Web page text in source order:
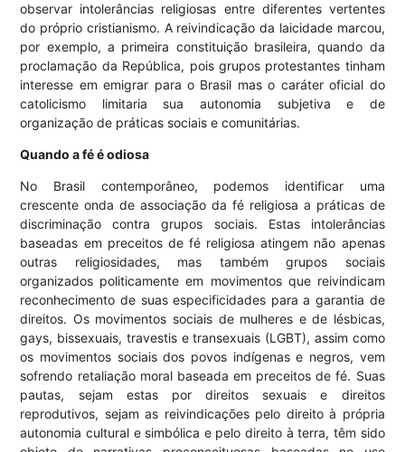
observar intolerâncias religiosas entre diferentes vertentes
do próprio cristianismo. A reivindicação da laicidade marcou,
por exemplo, a primeira constituição brasileira, quando da
proclamação da República, pois grupos protestantes tinham
interesse em emigrar para o Brasil mas o caráter oficial do
catolicismo limitaria sua autonomia subjetiva e de
organização de práticas sociais e comunitárias.
Quando a fé é odiosa
No Brasil contemporâneo, podemos identificar uma
crescente onda de associação da fé religiosa a práticas de
discriminação contra grupos sociais. Estas intolerâncias
baseadas em preceitos de fé religiosa atingem não apenas
outras religiosidades, mas também grupos sociais
organizados politicamente em movimentos que reivindicam
reconhecimento de suas especificidades para a garantia de
direitos. Os movimentos sociais de mulheres e de lésbicas,
gays, bissexuais, travestis e transexuais (LGBT), assim como
os movimentos sociais dos povos indígenas e negros, vem
sofrendo retaliação moral baseada em preceitos de fé. Suas
pautas, sejam estas por direitos sexuais e direitos
reprodutivos, sejam as reivindicações pelo direito à própria
autonomia cultural e simbólica e pelo direito à terra, têm sido